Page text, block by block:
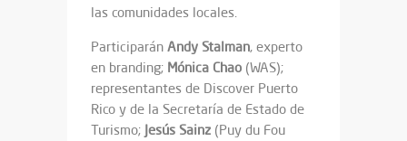
las comunidades locales.
Participarán Andy Stalman, experto
en branding; Mónica Chao (WAS);
representantes de Discover Puerto
Rico y de la Secretaría de Estado de
Turismo; Jesús Sainz (Puy du Fou